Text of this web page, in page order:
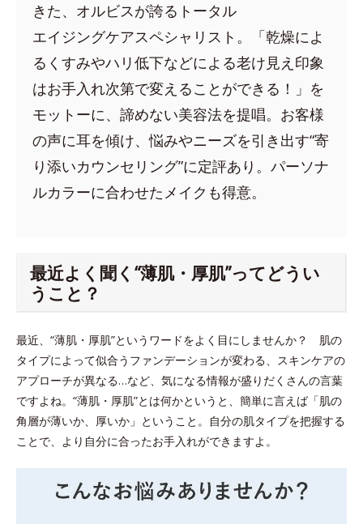
きた、オルビスが誇るトータル
エイジングケアスペシャリスト。「乾燥によ
るくすみやハリ低下などによる老け見え印象
はお手入れ次第で変えることができる！」を
モットーに、諦めない美容法を提唱。お客様
の声に耳を傾け、悩みやニーズを引き出す“寄
り添いカウンセリング”に定評あり。パーソナ
ルカラーに合わせたメイクも得意。
最近よく聞く“薄肌・厚肌”ってどうい
うこと？
最近、“薄肌・厚肌”というワードをよく目にしませんか？ 肌の
タイプによって似合うファンデーションが変わる、スキンケアの
アプローチが異なる…など、気になる情報が盛りだくさんの言葉
ですよね。“薄肌・厚肌”とは何かというと、簡単に言えば「肌の
角層が薄いか、厚いか」ということ。自分の肌タイプを把握する
ことで、より自分に合ったお手入れができますよ。